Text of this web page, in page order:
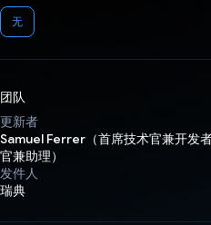
无
团队
更新者
Samuel Ferrer（首席技术官兼开发
官兼助理）
发件人
瑞典